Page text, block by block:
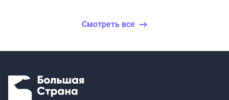
Смотреть все